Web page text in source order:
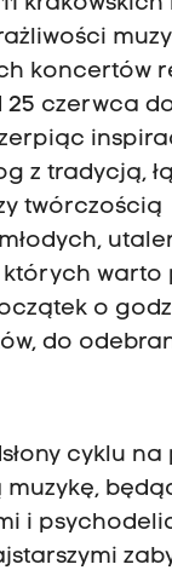
11
koncertów
czerwca
z tradycją,
twórczością
o
do
cyklu
i